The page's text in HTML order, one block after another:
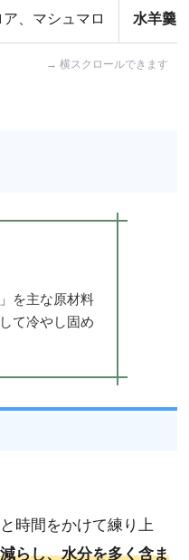
、マシュマロ 水羊羹
を主な原材料
て冷やし固め
時間をかけて練り上
らし、水分を多く含ま